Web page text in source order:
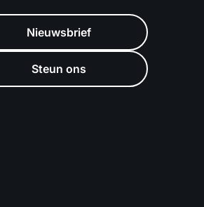
Nieuwsbrief
Steun ons